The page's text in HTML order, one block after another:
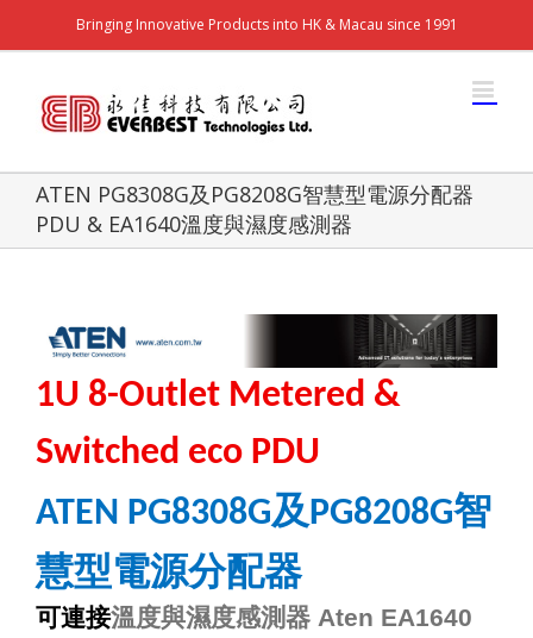
Bringing Innovative Products into HK & Macau since 1991
ATEN PG8308G及PG8208G智慧型電源分配器
PDU & EA1640溫度與濕度感測器
1U 8-Outlet Metered &
Switched eco PDU
ATEN PG8308G及PG8208G智
慧型電源分配器
可連接溫度與濕度感測器 Aten EA1640